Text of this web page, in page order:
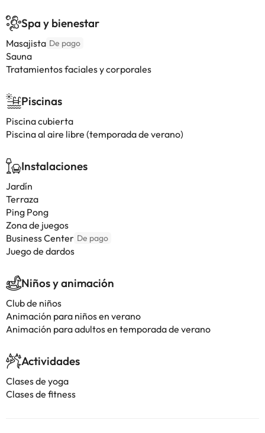
Spa y bienestar
Masajista De pago
Sauna
Tratamientos faciales y corporales
Piscinas
Piscina cubierta
Piscina al aire libre (temporada de verano)
Instalaciones
Jardín
Terraza
Ping Pong
Zona de juegos
Business Center De pago
Juego de dardos
Niños y animación
Club de niños
Animación para niños en verano
Animación para adultos en temporada de verano
Actividades
Clases de yoga
Clases de fitness